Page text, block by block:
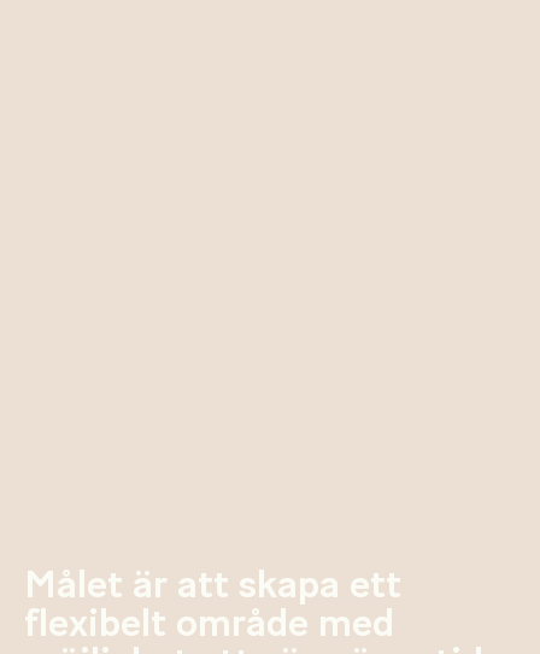
Målet är att skapa ett
flexibelt område med